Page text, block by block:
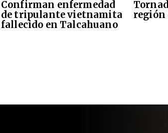
Confirman enfermedad
de tripulante vietnamita
fallecido en Talcahuano
región